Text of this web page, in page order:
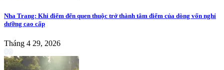
Nha Trang: Khi điểm đến quen thuộc trở thành tâm điểm của dòng vốn nghỉ
dưỡng cao cấp
Tháng 4 29, 2026
09